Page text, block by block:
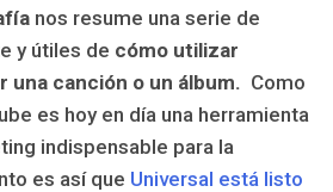
nos resume una serie de
y útiles de cómo utilizar
una canción o un álbum. Como
es hoy en día una herramienta
indispensable para la
es así que Universal está listo